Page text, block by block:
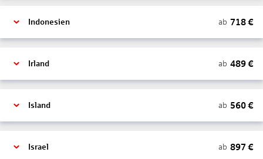
Indonesien ab 718€
Irland ab 489€
Island ab 560€
Israel ab 897 €